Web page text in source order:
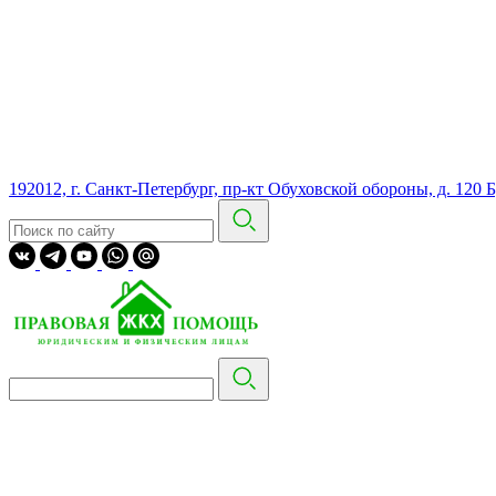
192012, г. Санкт-Петербург, пр-кт Обуховской обороны, д. 120